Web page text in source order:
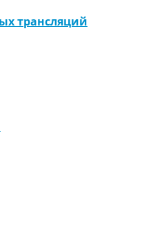
трансляций